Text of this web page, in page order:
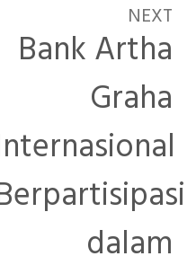
NEXT
Bank Artha
Graha
dalam